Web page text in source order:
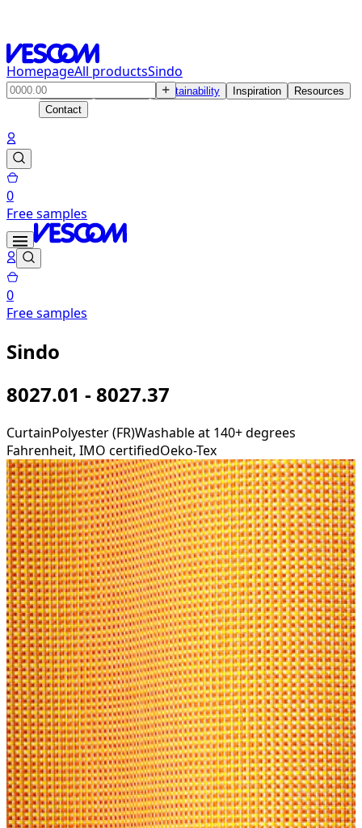
HomepageAll productsSindo
Products Sustainability Inspiration
Resources
Contact
0
Free samples
0
Free samples
Sindo
8027.01 - 8027.37
CurtainPolyester (FR)Washable at 140+ degrees
Fahrenheit, IMO certifiedOeko-Tex